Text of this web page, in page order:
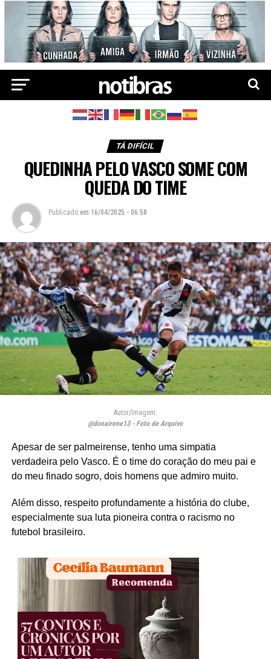
TÁ DIFÍCIL
QUEDINHA PELO VASCO SOME COM
QUEDA DO TIME
Publicado em 16/04/2025 - 06:58
Autor/Imagem:
@donairene13 - Foto de Arquivo
Apesar de ser palmeirense, tenho uma simpatia
verdadeira pelo Vasco. É o time do coração do meu pai e
do meu finado sogro, dois homens que admiro muito.
Além disso, respeito profundamente a história do clube,
especialmente sua luta pioneira contra o racismo no
futebol brasileiro.